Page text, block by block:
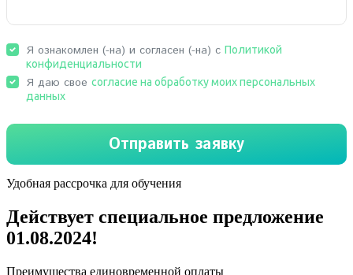
Удобная рассрочка для обучения
Действует специальное предложение
01.08.2024!
Преимущества единовременной оплаты